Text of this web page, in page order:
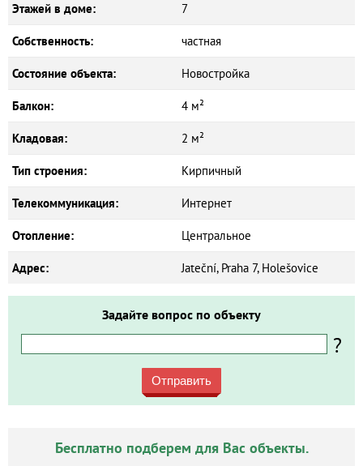
Этажей в доме: 7
Собственность: частная
Состояние объекта: Новостройка
Балкон: 4 м²
Кладовая: 2 м²
Тип строения: Кирпичный
Телекоммуникация: Интернет
Отопление: Центральное
Адрес: Jateční, Praha 7, Holešovice
Задайте вопрос по объекту
?
Отправить
Бесплатно подберем для Вас объекты.